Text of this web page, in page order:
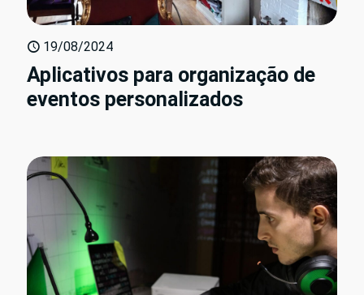
19/08/2024
Aplicativos para organização de
eventos personalizados